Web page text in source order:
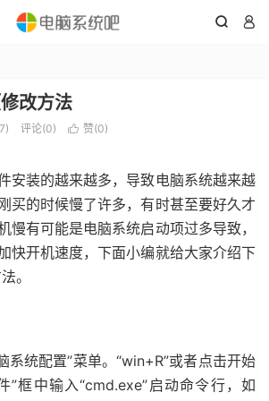
 
改方法
评论(0)  赞(0)
安装的越来越多，导致电脑系统越来越
买的时候慢了许多，有时甚至要好久才
慢有可能是电脑系统启动项过多导致，
快开机速度，下面小编就给大家介绍下
。
系统配置”菜单。“win+R”或者点击开始
”框中输入“cmd.exe”启动命令行，如